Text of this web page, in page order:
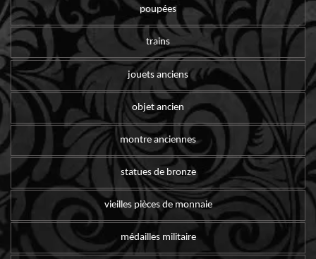
poupées
trains
jouets anciens
objet ancien
montre anciennes
statues de bronze
vieilles pièces de monnaie
médailles militaire